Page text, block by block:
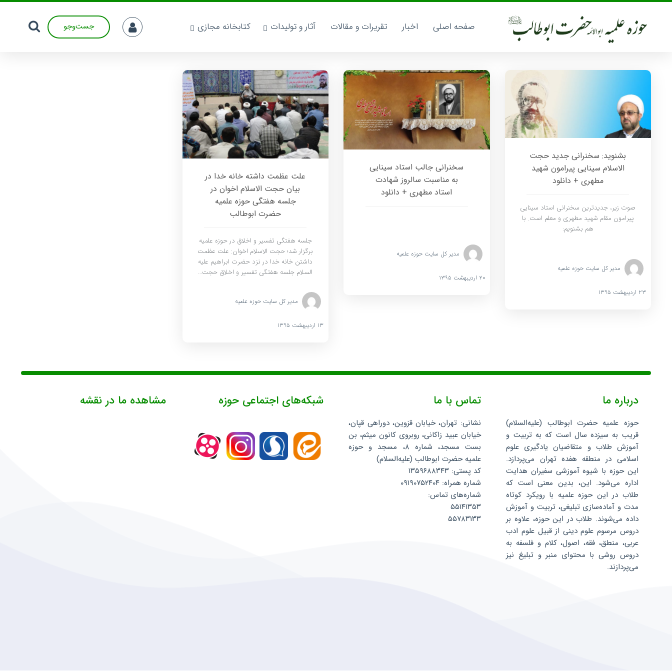
صفحه اصلی اخبار تقریرات و مقالات آثار و تولیدات کتابخانه مجازی جست‌وجو
بشنوید: سخنرانی جدید حجت
الاسلام سینایی پیرامون شهید
مطهری + دانلود
صوت زیر، جدیدترین سخنرانی استاد سینایی
پیرامون مقام شهید مطهری و معلم است. با
هم بشنویم:
مدیر کل سایت حوزه علمیه
۲۳ اردیبهشت ۱۳۹۵
سخنرانی جالب استاد سینایی
به مناسبت سالروز شهادت
استاد مطهری + دانلود
مدیر کل سایت حوزه علمیه
۲۰ اردیبهشت ۱۳۹۵
علت عظمت داشته خانه خدا در
بیان حجت الاسلام اخوان در
جلسه هفتگی حوزه علمیه
حضرت ابوطالب
جلسه هفتگی تفسیر و اخلاق در حوزه علمیه
برگزار شد؛ حجت الاسلام اخوان: علت عظمت
داشتن خانه خدا در نزد حضرت ابراهیم علیه
السلام جلسه هفتگی تفسیر و اخلاق حجت…
مدیر کل سایت حوزه علمیه
۱۳ اردیبهشت ۱۳۹۵
درباره ما
حوزه علمیه حضرت ابوطالب (علیه‌السلام)
قریب به سیزده سال است که به تربیت و
آموزش طلاب و متقاضیان یادگیری علوم
اسلامی در منطقه هفده تهران می‌پردازد.
این حوزه با شیوه آموزشی سفیران هدایت
اداره می‌شود. این، بدین معنی است که
طلاب در این حوزه علمیه با رویکرد کوتاه
مدت و آماده‌سازی تبلیغی، تربیت و آموزش
داده می‌شوند. طلاب در این حوزه، علاوه بر
دروس مرسوم علوم دینی از قبیل علوم ادب
عربی، منطق، فقه، اصول، کلام و فلسفه به
دروس روشی با محتوای منبر و تبلیغ نیز
می‌پردازند.
تماس با ما
نشانی: تهران، خیابان قزوین، دوراهی قپان،
خیابان عبید زاکانی، روبروی کانون میثم، بن
بست مسجد، شماره ۸، مسجد و حوزه
علمیه حضرت ابوطالب (علیه‌السلام)
کد پستی: ۱۳۵۹۶۸۸۳۴۳
شماره همراه: ۰۹۱۹۰۷۵۲۴۰۴
شماره‌های تماس:
۵۵۱۴۱۳۵۳
۵۵۷۸۳۱۳۳
شبکه‌های اجتماعی حوزه مشاهده ما در نقشه